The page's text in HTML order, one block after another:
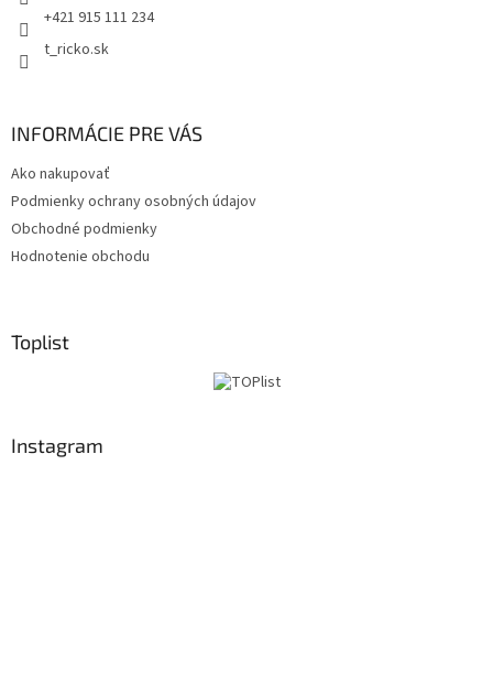
+421 915 111 234
t_ricko.sk
INFORMÁCIE PRE VÁS
Ako nakupovať
Podmienky ochrany osobných údajov
Obchodné podmienky
Hodnotenie obchodu
Toplist
Instagram